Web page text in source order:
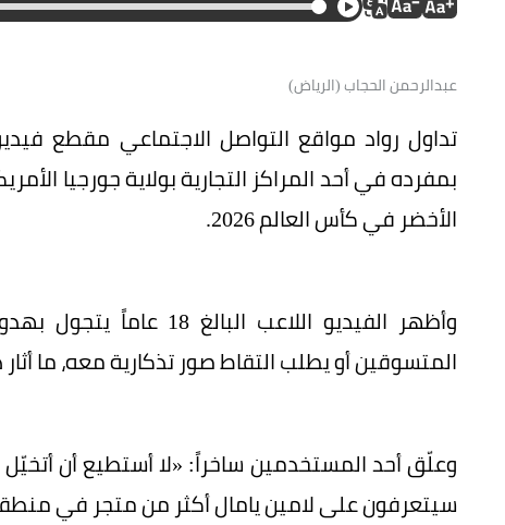
عبدالرحمن الحجاب (الرياض)
تداول رواد مواقع التواصل الاجتماعي مقطع
بمفرده في أحد المراكز التجارية بولاية جورجيا
الأخضر في كأس العالم 2026.
وأظهر الفيديو اللاعب
المتسوقين أو يطلب التقاط صور تذكارية معه، ما
وعلّق أحد المستخدمين ساخراً: «لا أستطيع أن
سيتعرفون على لامين يامال أكثر من متجر في